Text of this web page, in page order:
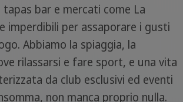
bar e mercati come La
imperdibili per assaporare i gusti
Abbiamo la spiaggia, la
rilassarsi e fare sport, e una vita
da club esclusivi ed eventi
non manca proprio nulla.